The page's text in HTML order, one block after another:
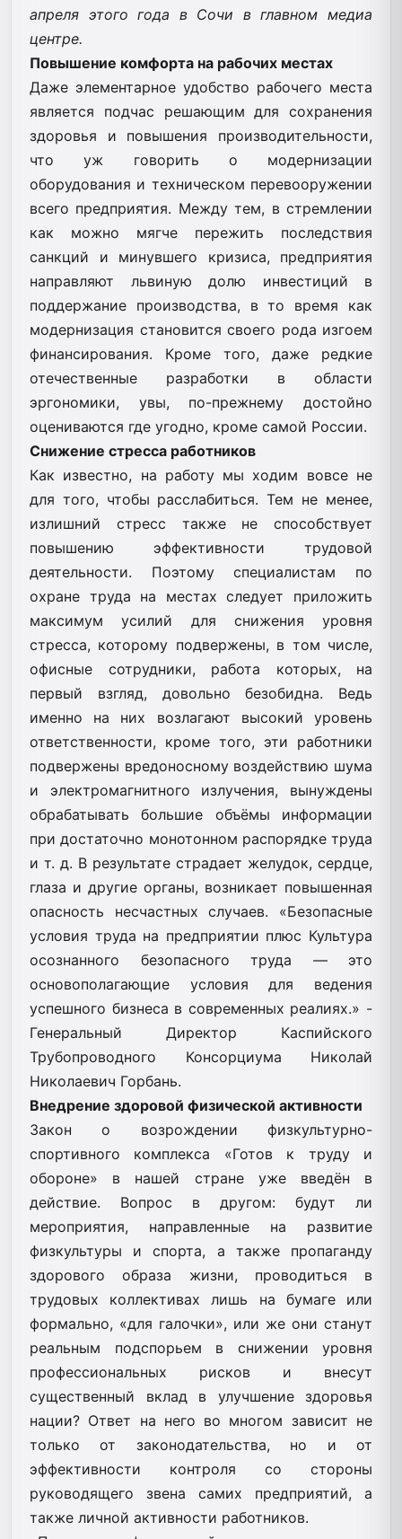
апреля этого года в Сочи в главном медиа
центре.
Повышение комфорта на рабочих местах
Даже элементарное удобство рабочего места
является подчас решающим для сохранения
здоровья и повышения производительности,
что уж говорить о модернизации
оборудования и техническом перевооружении
всего предприятия. Между тем, в стремлении
как можно мягче пережить последствия
санкций и минувшего кризиса, предприятия
направляют львиную долю инвестиций в
поддержание производства, в то время как
модернизация становится своего рода изгоем
финансирования. Кроме того, даже редкие
отечественные разработки в области
эргономики, увы, по-прежнему достойно
оцениваются где угодно, кроме самой России.
Снижение стресса работников
Как известно, на работу мы ходим вовсе не
для того, чтобы расслабиться. Тем не менее,
излишний стресс также не способствует
повышению эффективности трудовой
деятельности. Поэтому специалистам по
охране труда на местах следует приложить
максимум усилий для снижения уровня
стресса, которому подвержены, в том числе,
офисные сотрудники, работа которых, на
первый взгляд, довольно безобидна. Ведь
именно на них возлагают высокий уровень
ответственности, кроме того, эти работники
подвержены вредоносному воздействию шума
и электромагнитного излучения, вынуждены
обрабатывать большие объёмы информации
при достаточно монотонном распорядке труда
и т. д. В результате страдает желудок, сердце,
глаза и другие органы, возникает повышенная
опасность несчастных случаев. «Безопасные
условия труда на предприятии плюс Культура
осознанного безопасного труда — это
основополагающие условия для ведения
успешного бизнеса в современных реалиях.» -
Генеральный Директор Каспийского
Трубопроводного Консорциума Николай
Николаевич Горбань.
Внедрение здоровой физической активности
Закон о возрождении физкультурно-
спортивного комплекса «Готов к труду и
обороне» в нашей стране уже введён в
действие. Вопрос в другом: будут ли
мероприятия, направленные на развитие
физкультуры и спорта, а также пропаганду
здорового образа жизни, проводиться в
трудовых коллективах лишь на бумаге или
формально, «для галочки», или же они станут
реальным подспорьем в снижении уровня
профессиональных рисков и внесут
существенный вклад в улучшение здоровья
нации? Ответ на него во многом зависит не
только от законодательства, но и от
эффективности контроля со стороны
руководящего звена самих предприятий, а
также личной активности работников.